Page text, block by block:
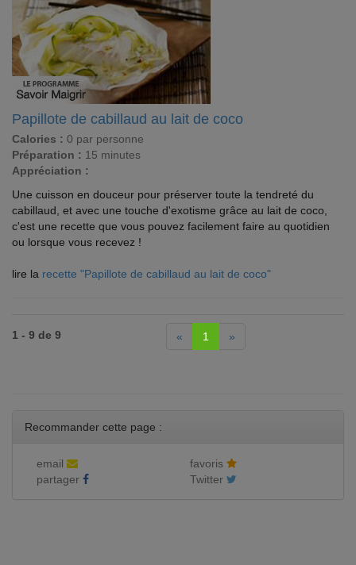
Papillote de cabillaud au lait de coco
Calories : 0 par personne
Préparation : 15 minutes
Appréciation :
Une cuisson en douceur pour préserver toute la tendreté du
cabillaud, et avec une touche d'exotisme grâce au lait de coco,
c'est une recette que vous pouvez facilement faire au quotidien
ou lorsque vous recevez !
lire la recette "Papillote de cabillaud au lait de coco"
1 - 9 de 9 « 1 »
Recommander cette page :
email
favoris
partager
Twitter